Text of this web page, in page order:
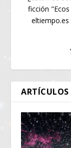
ficción